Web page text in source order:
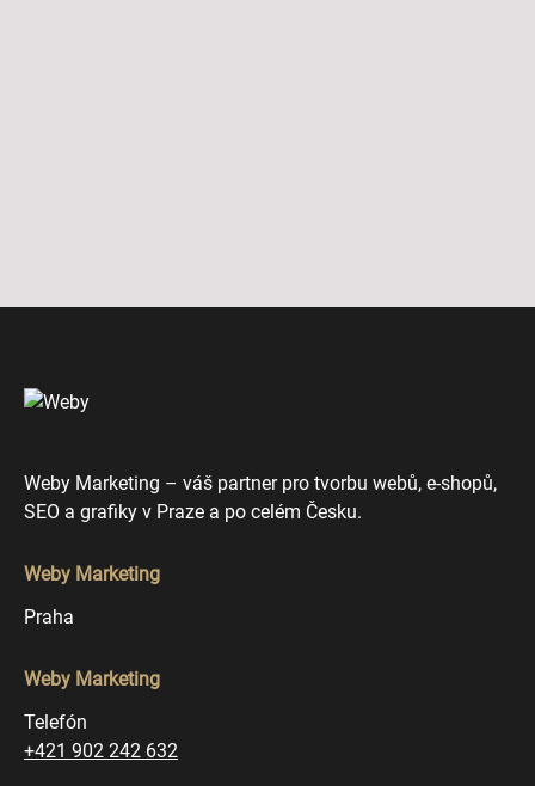
Weby Marketing – váš partner pro tvorbu webů, e-shopů,
SEO a grafiky v Praze a po celém Česku.
Weby Marketing
Praha
Weby Marketing
Telefón
+421 902 242 632